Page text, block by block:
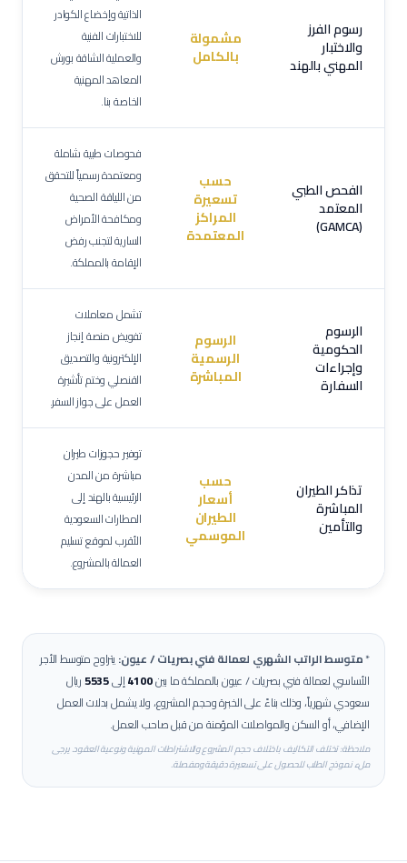
رسوم الفرز
والاختبار
المهني بالهند
مشمولة
بالكامل
الذاتية وإخضاع الكوادر
للاختبارات الفنية
والعملية الشاقة بورش
المعاهد المهنية
الخاصة بنا.
الفحص الطبي
المعتمد
(GAMCA)
حسب
تسعيرة
المراكز
المعتمدة
فحوصات طبية شاملة
ومعتمدة رسمياً للتحقق
من اللياقة الصحية
ومكافحة الأمراض
السارية لتجنب رفض
الإقامة بالمملكة.
الرسوم
الحكومية
وإجراءات
السفارة
الرسوم
الرسمية
المباشرة
تشمل معاملات
تفويض منصة إنجاز
الإلكترونية والتصديق
القنصلي وختم تأشيرة
العمل على جواز السفر.
تذاكر الطيران
المباشرة
والتأمين
حسب
أسعار
الطيران
الموسمي
توفير حجوزات طيران
مباشرة من المدن
الرئيسية بالهند إلى
المطارات السعودية
الأقرب لموقع تسليم
العمالة بالمشروع.
*متوسط الراتب الشهري لعمالةفني بصريات / عيون:يتراوح متوسط الأجر
الأساسي لعمالةفني بصريات / عيونبالمملكة ما بين4100إلى5535ريال
سعودي شهرياً، وذلك بناءً على الخبرة وحجم المشروع، ولا يشمل بدلات العمل
الإضافي، أو السكن والمواصلات المؤمنة من قبل صاحب العمل.
ملاحظة: تختلف التكاليف باختلاف حجم المشروع والاشتراطات المهنية ونوعية العقود. يرجى
ملء نموذج الطلب للحصول على تسعيرة دقيقة ومفصلة.